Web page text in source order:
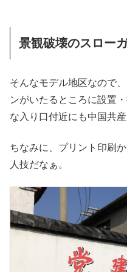
景観破壊のスロー
そんなモデル地区なので
ンがいたるところに設置
な入り口付近にも中国共
ちなみに、プリント印刷
人技だなぁ。